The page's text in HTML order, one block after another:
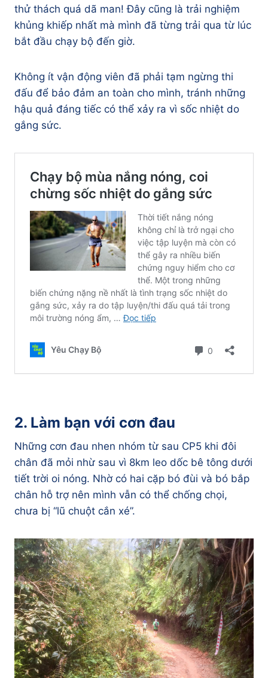
thử thách quá dã man! Đây cũng là trải nghiệm
khủng khiếp nhất mà mình đã từng trải qua từ lúc
bắt đầu chạy bộ đến giờ.
Không ít vận động viên đã phải tạm ngừng thi
đấu để bảo đảm an toàn cho mình, tránh những
hậu quả đáng tiếc có thể xảy ra vì sốc nhiệt do
gắng sức.
2. Làm bạn với cơn đau
Những cơn đau nhen nhóm từ sau CP5 khi đôi
chân đã mỏi nhừ sau vì 8km leo dốc bê tông dưới
tiết trời oi nóng. Nhờ có hai cặp bó đùi và bó bắp
chân hỗ trợ nên mình vẫn có thể chống chọi,
chưa bị “lũ chuột cắn xé”.